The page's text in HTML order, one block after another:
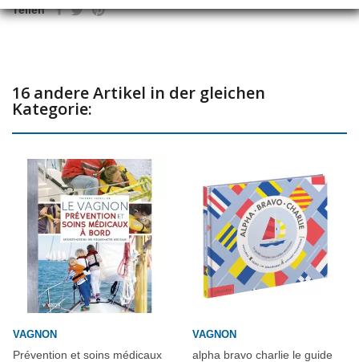
Sorcier", il vous embarque dans l'espace!
Teilen
16 andere Artikel in der gleichen
Kategorie:
VAGNON
Prévention et soins médicaux
VAGNON
alpha bravo charlie le guide